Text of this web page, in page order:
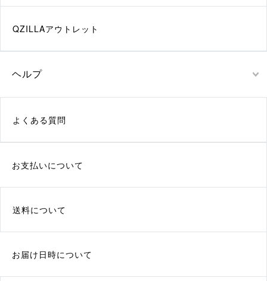
QZILLAアウトレット
ヘルプ
よくある質問
お支払いについて
送料について
お届け日時について